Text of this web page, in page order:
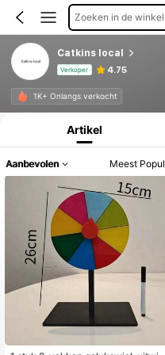
Zoeken in de winkel
Catkins local
Verkoper 4.75
1K+ Onlangs verkocht
Productinformatie:
Artikel
Aanbevolen Meest